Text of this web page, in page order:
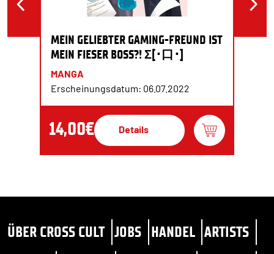
MEIN GELIEBTER GAMING-FREUND IST
MEIN FIESER BOSS?! Σ[･口･]
MANGA
Erscheinungsdatum: 06.07.2022
14,00€ Details
ÜBER CROSS CULT JOBS HANDEL ARTISTS